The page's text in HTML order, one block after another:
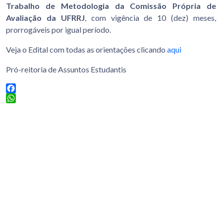
Trabalho de Metodologia da Comissão Própria de
Avaliação da UFRRJ , com vigência de 10 (dez) meses,
prorrogáveis por igual período.
Veja o Edital com todas as orientações clicando aqui
Pró-reitoria de Assuntos Estudantis
Facebook